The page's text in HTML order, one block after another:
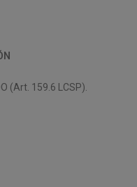
(Art. 159.6 LCSP).